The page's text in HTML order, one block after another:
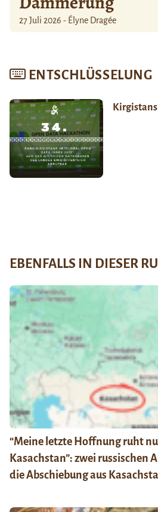
27 Juli 2026 - Élyne Dragée
ENTSCHLÜSSELUNG
EBENFALLS IN DIESER
“Meine letzte Hoffnung ruht
Kasachstan”: zwei
die Abschiebung aus